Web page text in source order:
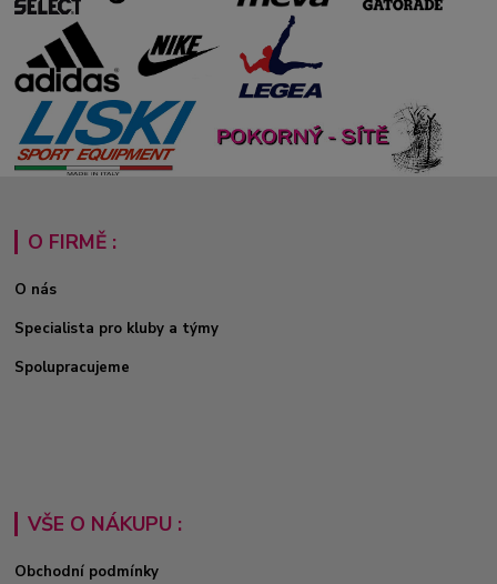
O FIRMĚ :
O nás
Specialista pro kluby a týmy
Spolupracujeme
VŠE O NÁKUPU :
Obchodní podmínky